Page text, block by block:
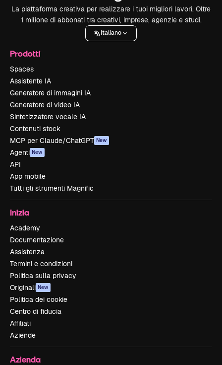
La piattaforma creativa per realizzare i tuoi migliori lavori. Oltre
1 milione di abbonati tra creativi, imprese, agenzie e studi.
Italiano
Prodotti
Spaces
Assistente IA
Generatore di immagini IA
Generatore di video IA
Sintetizzatore vocale IA
Contenuti stock
MCP per Claude/ChatGPT New
Agenti New
API
App mobile
Tutti gli strumenti Magnific
Inizia
Academy
Documentazione
Assistenza
Termini e condizioni
Politica sulla privacy
Originali New
Politica dei cookie
Centro di fiducia
Affiliati
Aziende
Azienda